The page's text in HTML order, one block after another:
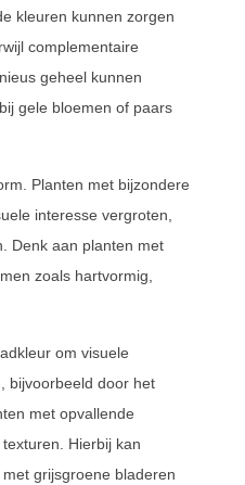
kleuren kunnen zorgen
complementaire
geheel kunnen
gele bloemen of paars
Planten met bijzondere
interesse vergroten,
Denk aan planten met
zoals hartvormig,
om visuele
bijvoorbeeld door het
met opvallende
Hierbij kan
grijsgroene bladeren